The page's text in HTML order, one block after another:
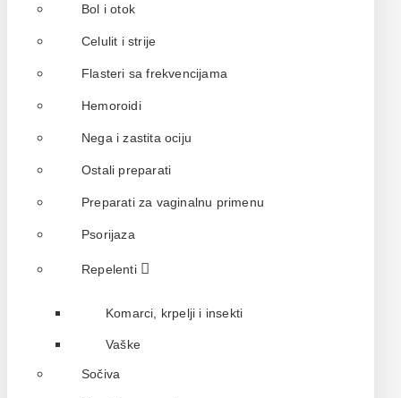
Bol i otok
Celulit i strije
Flasteri sa frekvencijama
Hemoroidi
Nega i zastita ociju
Ostali preparati
Preparati za vaginalnu primenu
Psorijaza
Repelenti
Komarci, krpelji i insekti
Vaške
Sočiva